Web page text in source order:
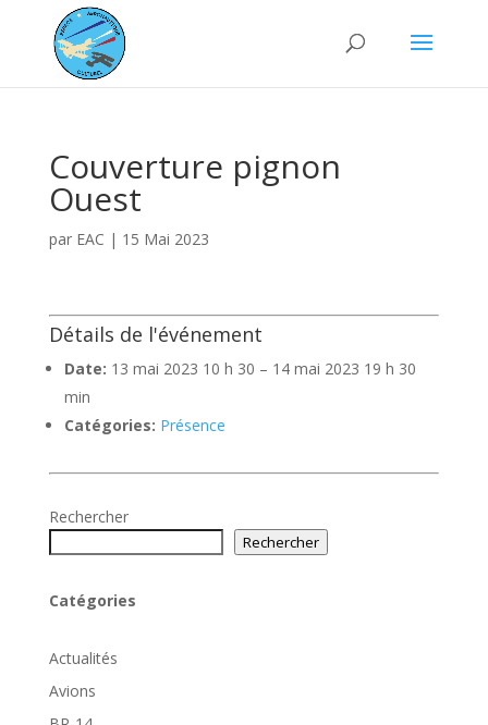
Couverture pignon
Ouest
par EAC | 15 Mai 2023
Détails de l'événement
Date: 13 mai 2023 10 h 30 – 14 mai 2023 19 h 30
min
Catégories: Présence
Rechercher
Rechercher
Catégories
Actualités
Avions